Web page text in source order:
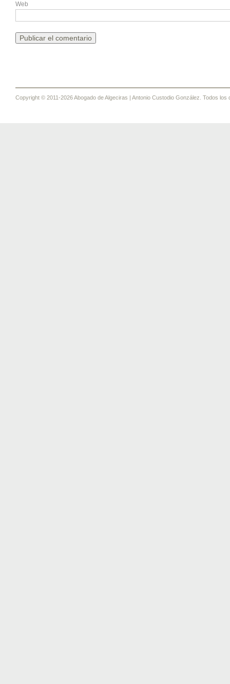
Web
Copyright © 2011-2026 Abogado de Algeciras | Antonio Custodio González. Todos